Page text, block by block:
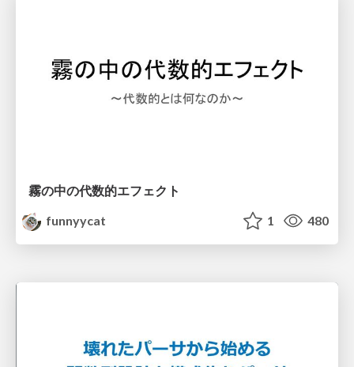
霧の中の代数的エフェクト
funnyycat
1 480